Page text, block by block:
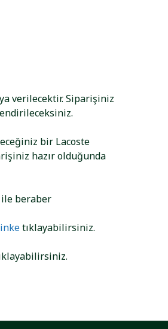
verilecektir. Siparişiniz
bir Lacoste
hazır olduğunda
beraber
tıklayabilirsiniz.